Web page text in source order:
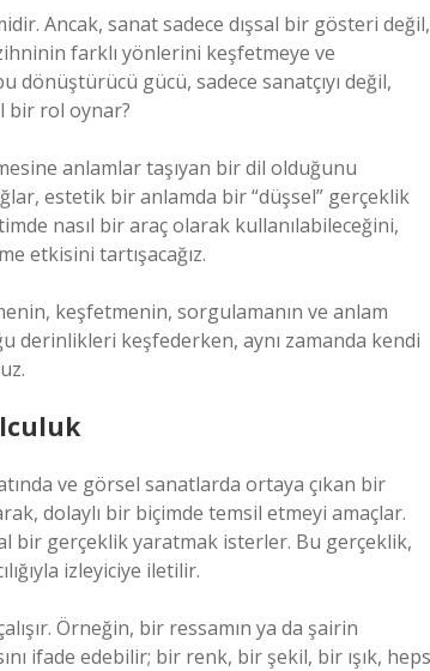
Ancak, sanat sadece dışsal bir gösteri değil,
farklı yönlerini keşfetmeye ve
dönüştürücü gücü, sadece sanatçıyı değil,
bir rol oynar?
anlamlar taşıyan bir dil olduğunu
estetik bir anlamda bir “düşsel” gerçeklik
nasıl bir araç olarak kullanılabileceğini,
etkisini tartışacağız.
keşfetmenin, sorgulamanın ve anlam
derinlikleri keşfederken, aynı zamanda kendi
ve görsel sanatlarda ortaya çıkan bir
dolaylı bir biçimde temsil etmeyi amaçlar.
bir gerçeklik yaratmak isterler. Bu gerçeklik,
izleyiciye iletilir.
Örneğin, bir ressamın ya da şairin
ifade edebilir; bir renk, bir şekil, bir ışık,